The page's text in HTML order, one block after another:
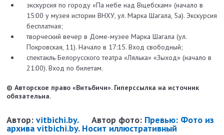
экскурсия по городу «Па небе над Віцебскам» (начало в
15:00 у музея истории ВНХУ, ул. Марка Шагала, 5а). Экскурсия
бесплатная;
творческий вечер в Доме-музее Марка Шагала (ул.
Покровская, 11). Начало в 17:15. Вход свободный;
спектакль Белорусского театра «Лялька» «Зыход» (начало в
21:00). Вход по билетам.
© Авторское право «Витьбичи». Гиперссылка на источник
обязательна.
Автор:vitbichi.by. Автор фото: Превью: Фото из
архива vitbichi.by. Носит иллюстративный